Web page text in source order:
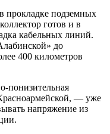
прокладке подземных
готов и в
кабельных линий.
до
400 километров
понизительная
— уже
напряжение из